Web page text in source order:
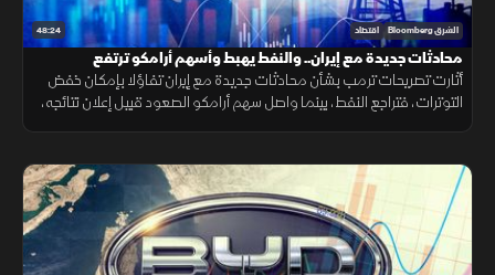
48:24 الشرق Bloomberg اقتصاد
محادثات جديدة مع إيران.. والنفط يهبط وأسهم أرامكو ترتفع
أثارت تصريحات ترمب بشأن محادثات جديدة مع إيران تفاؤلا بإمكان خفض
التوترات، فتراجع النفط، بينما واصل سهم أرامكو الصعود قبيل إعلان نتائجه،